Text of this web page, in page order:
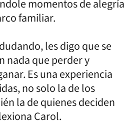
momentos de alegría
familiar.
les digo que se
nada que perder y
Es una experiencia
no solo la de los
la de quienes deciden
Carol.